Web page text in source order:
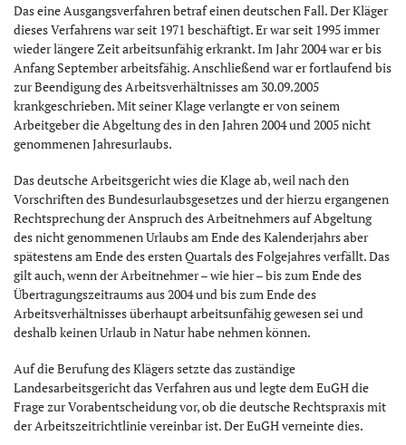
Das eine Ausgangsverfahren betraf einen deutschen Fall. Der Kläger
dieses Verfahrens war seit 1971 beschäftigt. Er war seit 1995 immer
wieder längere Zeit arbeitsunfähig erkrankt. Im Jahr 2004 war er bis
Anfang September arbeitsfähig. Anschließend war er fortlaufend bis
zur Beendigung des Arbeitsverhältnisses am 30.09.2005
krankgeschrieben. Mit seiner Klage verlangte er von seinem
Arbeitgeber die Abgeltung des in den Jahren 2004 und 2005 nicht
genommenen Jahresurlaubs.
Das deutsche Arbeitsgericht wies die Klage ab, weil nach den
Vorschriften des Bundesurlaubsgesetzes und der hierzu ergangenen
Rechtsprechung der Anspruch des Arbeitnehmers auf Abgeltung
des nicht genommenen Urlaubs am Ende des Kalenderjahrs aber
spätestens am Ende des ersten Quartals des Folgejahres verfällt. Das
gilt auch, wenn der Arbeitnehmer – wie hier – bis zum Ende des
Übertragungszeitraums aus 2004 und bis zum Ende des
Arbeitsverhältnisses überhaupt arbeitsunfähig gewesen sei und
deshalb keinen Urlaub in Natur habe nehmen können.
Auf die Berufung des Klägers setzte das zuständige
Landesarbeitsgericht das Verfahren aus und legte dem EuGH die
Frage zur Vorabentscheidung vor, ob die deutsche Rechtspraxis mit
der Arbeitszeitrichtlinie vereinbar ist. Der EuGH verneinte dies.